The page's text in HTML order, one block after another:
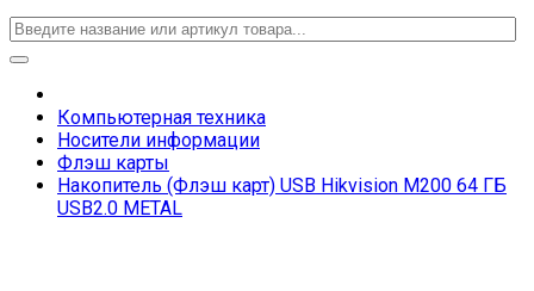
Компьютерная техника
Носители информации
Флэш карты
Накопитель (Флэш карт) USB Hikvision M200 64 ГБ
USB2.0 METAL